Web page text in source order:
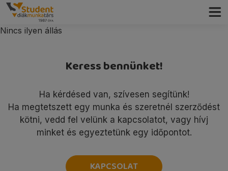
Nincs ilyen állás
Keress bennünket!
Ha kérdésed van, szívesen segítünk!
Ha megtetszett egy munka és szeretnél szerződést
kötni, vedd fel velünk a kapcsolatot, vagy hívj
minket és egyeztetünk egy időpontot.
KAPCSOLAT